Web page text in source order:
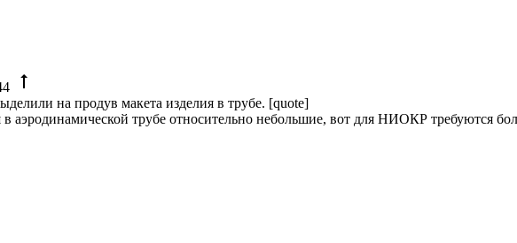
на продув макета изделия в трубе. [quote]
в аэродинамической трубе относительно небольшие, вот для НИОКР требуются